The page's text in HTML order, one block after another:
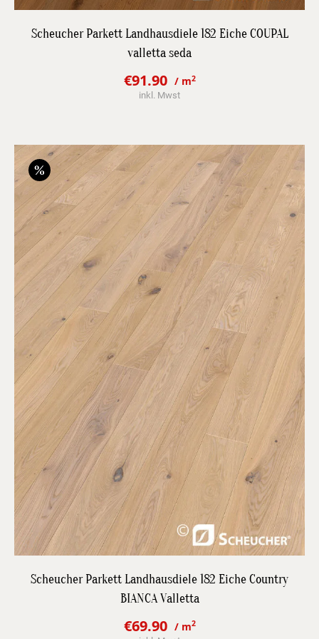
DETAILS
Scheucher Parkett Landhausdiele 182 Eiche COUPAL
valletta seda
Original
was:
€107.80.
€91.90
Current
is:
€91.90.
/ m2
inkl. Mwst
DETAILS
Scheucher Parkett Landhausdiele 182 Eiche Country
BIANCA Valletta
€69.90 / m2